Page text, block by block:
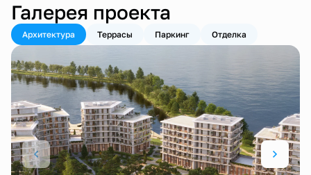
Галерея проекта
Архитектура Террасы Паркинг Отделка